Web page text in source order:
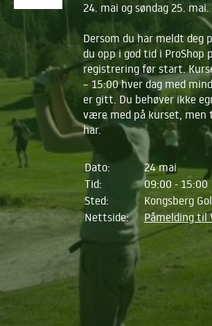
24. mai og søndag 25. mai.
Dersom du har meldt deg
du opp i god tid i ProShop
registrering før start.
– 15:00 hver dag med
er gitt. Du behøver ikke
være med på kurset, men
har.
Dato:
24 mai
Tid:
09:00 - 15:00
Sted:
Kongsberg
Nettside:
Påmelding til